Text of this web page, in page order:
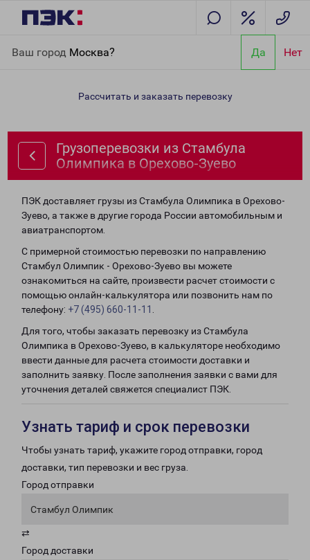
Ваш город Москва? Да Нет
Олимпика в Орехово-Зуево
Рассчитать и заказать перевозку
Грузоперевозки из Стамбула
Олимпика в Орехово-Зуево
ПЭК доставляет грузы из Стамбула Олимпика в Орехово-
Зуево, а также в другие города России автомобильным и
авиатранспортом.
С примерной стоимостью перевозки по направлению
Стамбул Олимпик - Орехово-Зуево вы можете
ознакомиться на сайте, произвести расчет стоимости с
помощью онлайн-калькулятора или позвонить нам по
телефону: +7 (495) 660-11-11
Для того, чтобы заказать перевозку из Стамбула
Олимпика в Орехово-Зуево, в калькуляторе необходимо
ввести данные для расчета стоимости доставки и
заполнить заявку. После заполнения заявки с вами для
уточнения деталей свяжется специалист ПЭК.
Узнать тариф и срок перевозки
Чтобы узнать тариф, укажите город отправки, город
доставки, тип перевозки и вес груза.
Город отправки
Стамбул Олимпик
⇄
Город доставки